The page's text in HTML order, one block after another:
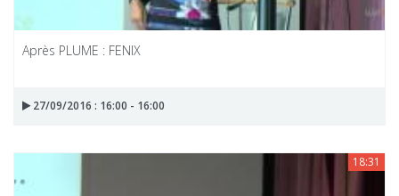
Après PLUME : FENIX
27/09/2016 : 16:00 - 16:00
18:31